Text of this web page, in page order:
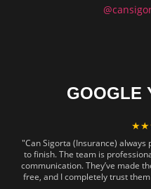
GOOGLE
"Can Sigorta (Insurance)
to finish. The team is
communication. They’ve made
free, and I completely trust